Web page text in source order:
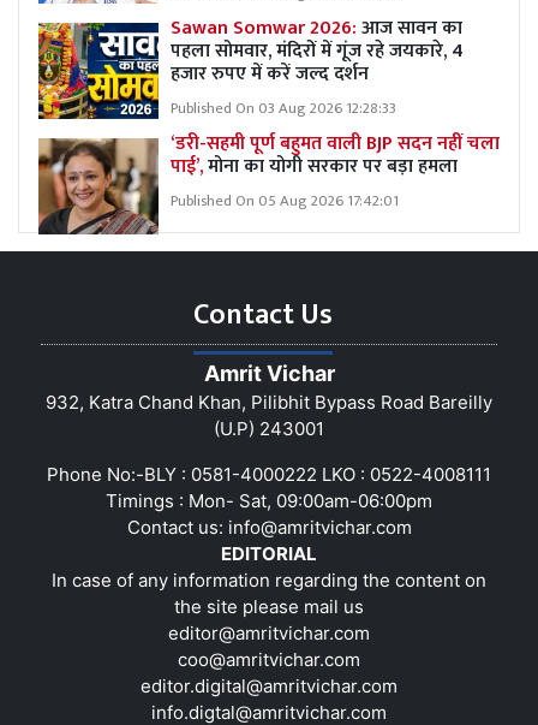
Sawan Somwar 2026:आज सावन का
पहला सोमवार, मंदिरों में गूंज रहे जयकारे, 4
हजार रुपए में करें जल्द दर्शन
Published On 03 Aug 2026 12:28:33
‘डरी-सहमी पूर्ण बहुमत वाली BJP सदन नहीं चला
पाई’,मोना का योगी सरकार पर बड़ा हमला
Published On 05 Aug 2026 17:42:01
Contact Us
Amrit Vichar
932, Katra Chand Khan, Pilibhit Bypass Road Bareilly
(U.P) 243001
Phone No:-BLY : 0581-4000222 LKO : 0522-4008111
Timings : Mon- Sat, 09:00am-06:00pm
Contact us: info@amritvichar.com
EDITORIAL
In case of any information regarding the content on
the site please mail us
editor@amritvichar.com
coo@amritvichar.com
editor.digital@amritvichar.com
info.digtal@amritvichar.com